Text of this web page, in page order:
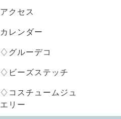
アクセス
カレンダー
♢グルーデコ
♢ビーズステッチ
♢コスチュームジュ
エリー